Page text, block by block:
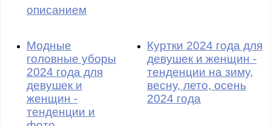
описанием
Модные
головные уборы
2024 года для
девушек и
женщин -
тенденции и
Куртки 2024 года для
девушек и женщин -
тенденции на зиму,
весну, лето, осень
2024 года